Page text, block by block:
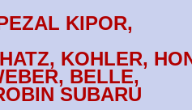
KIPOR,
KOHLER,
BELLE,
SUBARU